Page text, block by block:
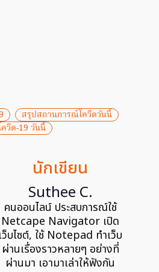
สรุปสถานการณ์โควิดวันนี้
ควิด-19 วันนี้
นักเขียน
Suthee C.
คนออนไลน์ ประสบการณ์ใช้
Netcape Navigator เปิด
เว็บไซต์, ใช้ Notepad ทำเว็บ
ผ่านเรื่องราวหลายๆ อย่างที่
ผ่านมา เอามาเล่าให้ฟังกัน